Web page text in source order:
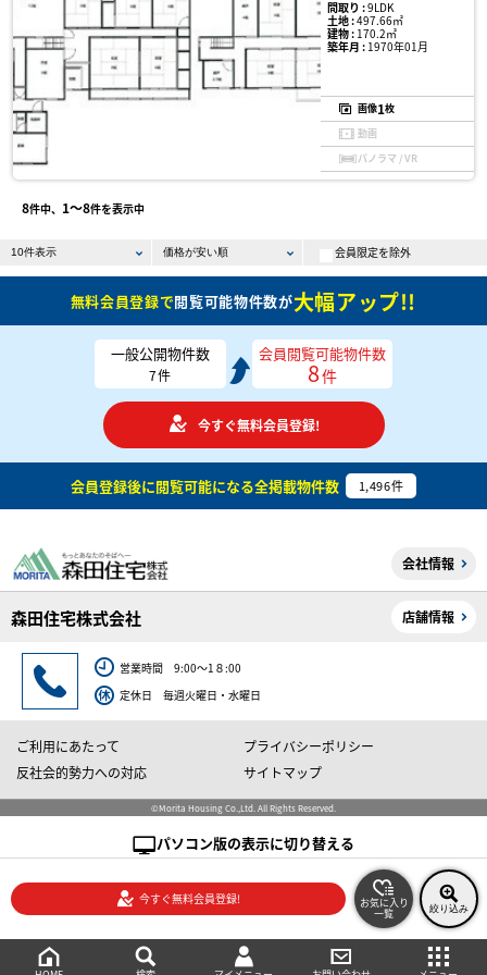
間取り :9LDK
土地 :497.66㎡
建物 :170.2㎡
築年月 :1970年01月
画像1枚
動画
パノラマ / VR
8件中、 1〜8件を表示中
会員限定を除外
無料会員登録で閲覧可能物件数が大幅アップ!!
一般公開物件数
7件
会員閲覧可能物件数
8件
今すぐ無料会員登録!
会員登録後に閲覧可能になる全掲載物件数 1,496件
会社情報
森田住宅株式会社 店舗情報
営業時間 9:00～1８:00
定休日 毎週火曜日・水曜日
ご利用にあたって
プライバシーポリシー
反社会的勢力への対応
サイトマップ
©Morita Housing Co.,Ltd. All Rights Reserved.
パソコン版の表示に切り替える
今すぐ無料会員登録! お気に入り
一覧 絞り込み
絞り込み検索
メニュー
ご相談・お問い合わせ